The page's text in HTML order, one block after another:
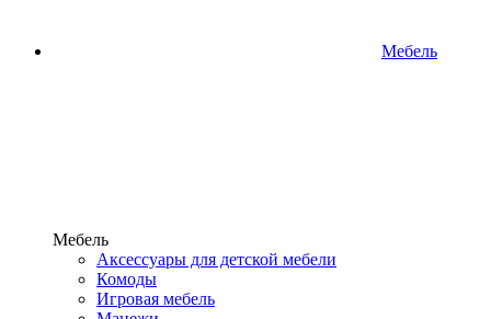
Мебель
Мебель
Аксессуары для детской мебели
Комоды
Игровая мебель